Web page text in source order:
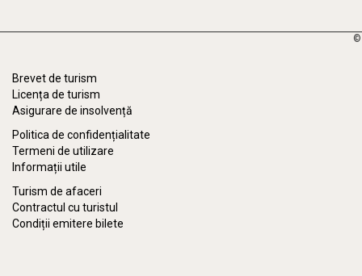
©
Brevet de turism
Licența de turism
Asigurare de insolvență
Politica de confidențialitate
Termeni de utilizare
Informații utile
Turism de afaceri
Contractul cu turistul
Condiții emitere bilete